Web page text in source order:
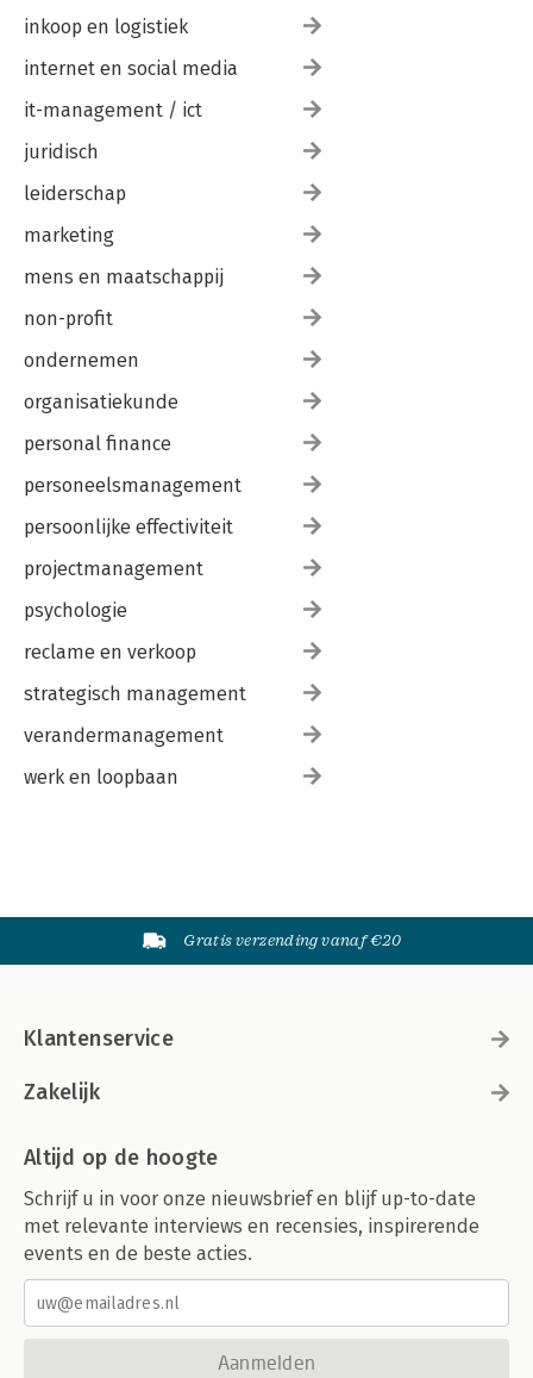
inkoop en logistiek
internet en social media
it-management / ict
juridisch
leiderschap
marketing
mens en maatschappij
non-profit
ondernemen
organisatiekunde
personal finance
personeelsmanagement
persoonlijke effectiviteit
projectmanagement
psychologie
reclame en verkoop
strategisch management
verandermanagement
werk en loopbaan
Gratis verzending vanaf €20
Klantenservice
Zakelijk
Altijd op de hoogte
Schrijf u in voor onze nieuwsbrief en blijf up-to-date
met relevante interviews en recensies, inspirerende
events en de beste acties.
Aanmelden